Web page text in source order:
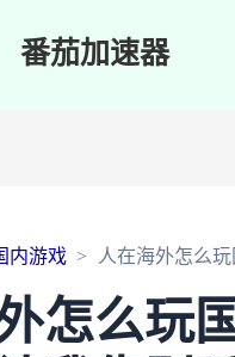
番茄加速器
内游戏 人在海外怎么
怎么玩